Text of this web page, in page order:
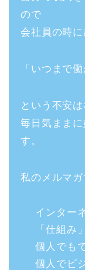
ので
会社員の時
「いつまで
という不安
毎日気まま
す。
私のメルマガ
インター
「仕組み
個人でも
個人でビ